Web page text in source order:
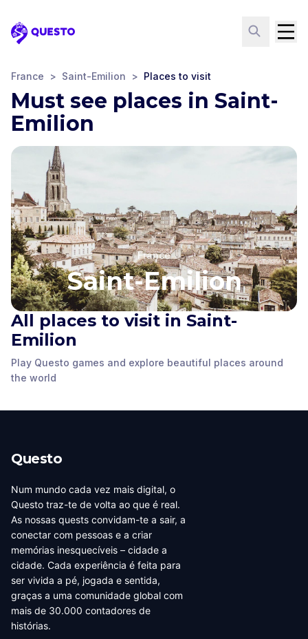
Questo
France > Saint-Emilion > Places to visit
Must see places in Saint-
Emilion
France
Saint-Emilion
All places to visit in Saint-
Emilion
Play Questo games and explore beautiful places around
the world
The Great Wall
Saint-Emilion
Monolithic Church
Porte de la Cadène
Questo
Num mundo cada vez mais digital, o
Questo traz-te de volta ao que é real.
As nossas quests convidam-te a sair, a
conectar com pessoas e a criar
memórias inesquecíveis – cidade a
cidade. Cada experiência é feita para
ser vivida a pé, jogada e sentida,
graças a uma comunidade global com
mais de 30.000 contadores de
histórias.